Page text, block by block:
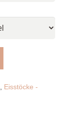
Eisstöcke -